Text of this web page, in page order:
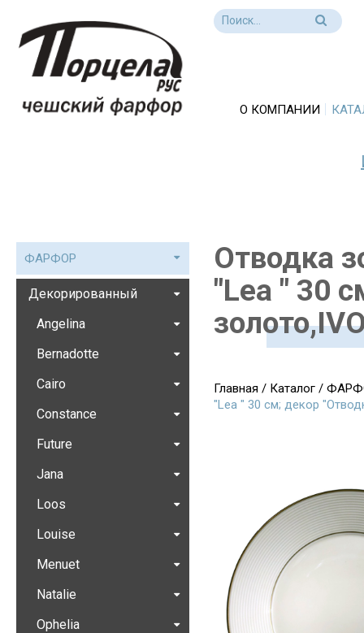
О КОМПАНИИ
Отводка
"Lea " 30
Главная / Каталог/
"Lea " 30 см; декор
ФАРФОР
Декорированный
Angelina
Bernadotte
Cairo
Constance
Future
Jana
Loos
Louise
Menuet
Natalie
Ophelia